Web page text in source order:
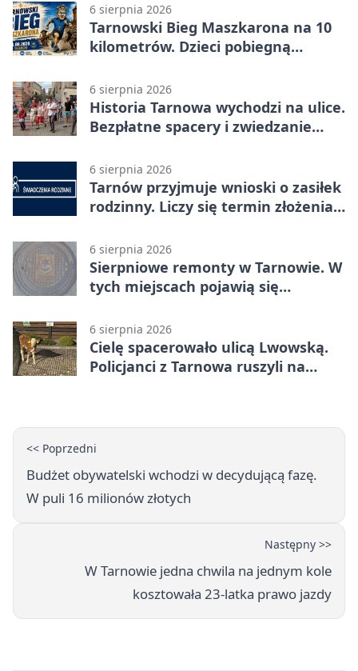
6 sierpnia 2026
Tarnowski Bieg Maszkarona na 10
kilometrów. Dzieci pobiegną
6 sierpnia 2026
Historia Tarnowa wychodzi na ulice.
Bezpłatne spacery i zwiedzanie
6 sierpnia 2026
Tarnów przyjmuje wnioski o zasiłek
rodzinny. Liczy się termin złożenia
6 sierpnia 2026
Sierpniowe remonty w Tarnowie. W
tych miejscach pojawią się
6 sierpnia 2026
Cielę spacerowało ulicą Lwowską.
Policjanci z Tarnowa ruszyli na
<< Poprzedni
Budżet obywatelski wchodzi w decydującą fazę.
W puli 16 milionów złotych
Następny >>
W Tarnowie jedna chwila na jednym kole
kosztowała 23-latka prawo jazdy